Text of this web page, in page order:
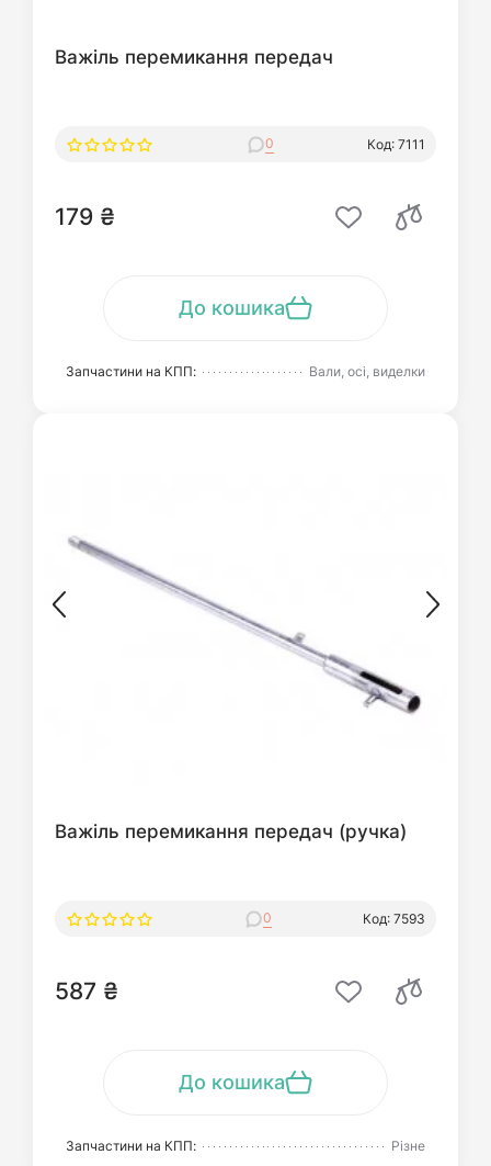
Важіль перемикання передач
0 Код: 7111
179 ₴
До кошика
Запчастини на КПП: Вали, осі, виделки
Важіль перемикання передач (ручка)
0 Код: 7593
587 ₴
До кошика
Запчастини на КПП: Різне